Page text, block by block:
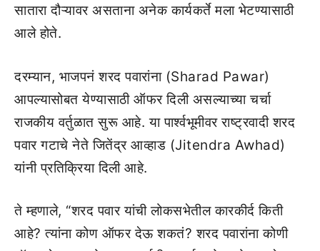
सातारा दौऱ्यावर असताना अनेक कार्यकर्ते मला भेटण्यासाठी
आले होते.
दरम्यान, भाजपनं शरद पवारांना (Sharad Pawar)
आपल्यासोबत येण्यासाठी ऑफर दिली असल्याच्या चर्चा
राजकीय वर्तुळात सुरू आहे. या पार्श्वभूमीवर राष्ट्रवादी शरद
पवार गटाचे नेते जितेंद्र आव्हाड (Jitendra Awhad)
यांनी प्रतिक्रिया दिली आहे.
ते म्हणाले, “शरद पवार यांची लोकसभेतील कारकीर्द किती
आहे? त्यांना कोण ऑफर देऊ शकतं? शरद पवारांना कोणी